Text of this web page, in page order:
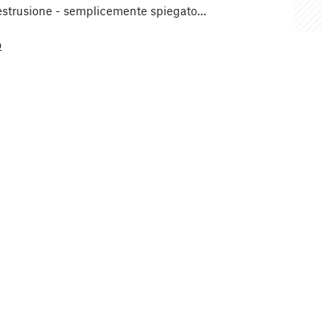
- semplicemente spiegato…